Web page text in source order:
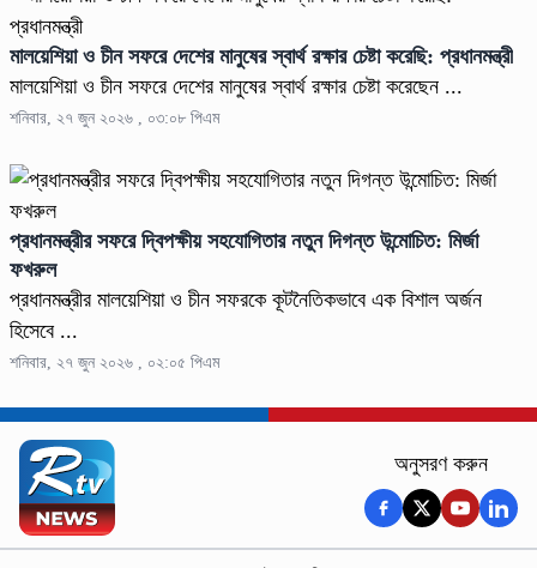
মালয়েশিয়া ও চীন সফরে দেশের মানুষের স্বার্থ রক্ষার চেষ্টা করেছি: প্রধানমন্ত্রী
মালয়েশিয়া ও চীন সফরে দেশের মানুষের স্বার্থ রক্ষার চেষ্টা করেছেন ...
শনিবার, ২৭ জুন ২০২৬ , ০৩:০৮ পিএম
প্রধানমন্ত্রীর সফরে দ্বিপক্ষীয় সহযোগিতার নতুন দিগন্ত উন্মোচিত: মির্জা
ফখরুল
প্রধানমন্ত্রীর মালয়েশিয়া ও চীন সফরকে কূটনৈতিকভাবে এক বিশাল অর্জন
হিসেবে ...
শনিবার, ২৭ জুন ২০২৬ , ০২:০৫ পিএম
অনুসরণ করুন